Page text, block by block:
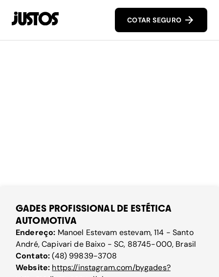
COTAR SEGURO
GADES PROFISSIONAL DE ESTÉTICA
AUTOMOTIVA
Endereço: Manoel Estevam estevam, 114 - Santo
André, Capivari de Baixo - SC, 88745-000, Brasil
Contato:(48) 99839-3708
Website: https://instagram.com/bygades?